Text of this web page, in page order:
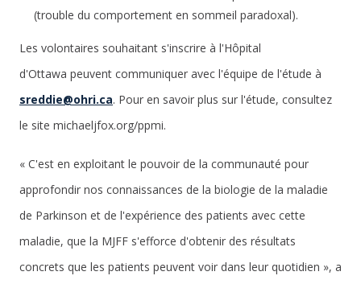
(trouble du comportement en sommeil paradoxal).
Les volontaires souhaitant s'inscrire à l'Hôpital
d'Ottawa peuvent communiquer avec l'équipe de l'étude à
sreddie@ohri.ca. Pour en savoir plus sur l'étude, consultez
le site michaeljfox.org/ppmi.
« C'est en exploitant le pouvoir de la communauté pour
approfondir nos connaissances de la biologie de la maladie
de Parkinson et de l'expérience des patients avec cette
maladie, que la MJFF s'efforce d'obtenir des résultats
concrets que les patients peuvent voir dans leur quotidien », a